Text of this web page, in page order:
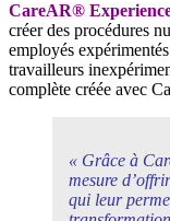
CareAR®
créer des procédures
employés
travailleurs
complète créée avec
« Grâce à
mesure
qui leur